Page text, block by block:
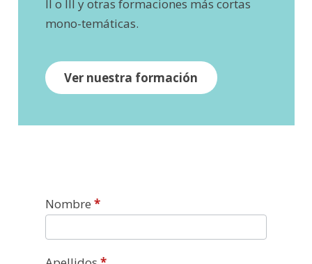
II o III y otras formaciones más cortas
mono-temáticas.
Ver nuestra formación
Contacto
Nombre*